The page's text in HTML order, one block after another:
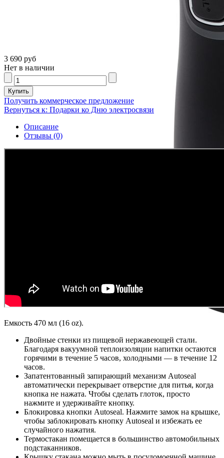
3 690 руб
Нет в наличии
Получить коммерческое предложение
Вернуться к: Подарки ко Дню электросвязи
Описание
Отзывы (0)
Емкость 470 мл (16 oz).
Двойные стенки из пищевой нержавеющей стали.
Благодаря вакуумной теплоизоляции напитки остаются
горячими в течение 5 часов, холодными — в течение 12
часов.
Запатентованный запирающий механизм Autoseal
автоматически перекрывает отверстие для питья, когда
кнопка не нажата. Чтобы сделать глоток, просто
нажмите и удерживайте кнопку.
Блокировка кнопки Autoseal. Нажмите замок на крышке,
чтобы заблокировать кнопку Autoseal и избежать ее
случайного нажатия.
Термостакан помещается в большинство автомобильных
подстаканников.